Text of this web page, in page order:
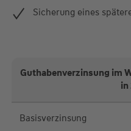
Sicherung eines
Guthabenverzinsung im
in
Basisverzinsung